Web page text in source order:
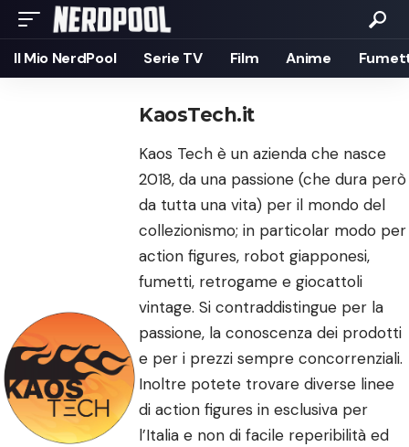
Il Mio NerdPool Serie TV Film Anime
KaosTech.it
Kaos Tech è un azienda che nasce
2018, da una passione (che dura però
da tutta una vita) per il mondo del
collezionismo; in particolar modo per
action figures, robot giapponesi,
fumetti, retrogame e giocattoli
vintage. Si contraddistingue per la
passione, la conoscenza dei prodotti
e per i prezzi sempre concorrenziali.
Inoltre potete trovare diverse linee
di action figures in esclusiva per
l’Italia e non di facile reperibilità ed